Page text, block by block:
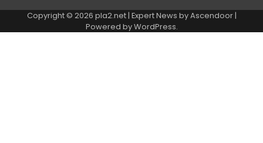
Copyright © 2026 pla2.net| Expert News byAscendoor|
Powered byWordPress.